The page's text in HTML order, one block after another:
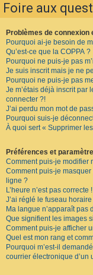
s
c
r
i
p
t
i
o
n
F
Foire aux
Problèmes de connexion
Pourquoi ai-je besoin de
Qu’est-ce que la COPPA ?
Pourquoi ne puis-je pas
Je suis inscrit mais je ne
Pourquoi ne puis-je pas
Je m’étais déjà inscrit par
connecter ?!
J’ai perdu mon mot de
Pourquoi suis-je
À quoi sert « Supprimer
Préférences et
Comment puis-je modifier
Comment puis-je
ligne ?
L’heure n’est pas correcte !
J’ai réglé le fuseau
Ma langue n’apparaît pas
Que signifient les images
Comment puis-je afficher
Quel est mon rang et
Pourquoi m’est-il
courrier électronique d’un